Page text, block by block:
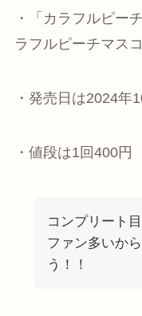
・「カラフルピー
ラフルピーチマス
・発売日は2024年
・値段は1回400円
コンプリート
ファン多いか
う！！